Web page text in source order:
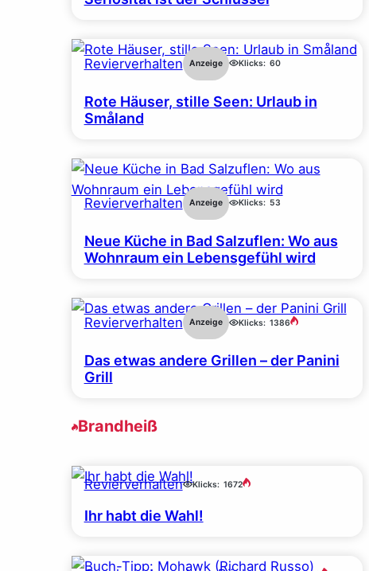
Revierverhalten Anzeige Klicks: 60
Rote Häuser, stille Seen: Urlaub in
Småland
Revierverhalten Anzeige Klicks: 53
Neue Küche in Bad Salzuflen: Wo aus
Wohnraum ein Lebensgefühl wird
Revierverhalten Anzeige Klicks: 1386
Das etwas andere Grillen – der Panini
Grill
Brandheiß
Revierverhalten Klicks: 1672
Ihr habt die Wahl!